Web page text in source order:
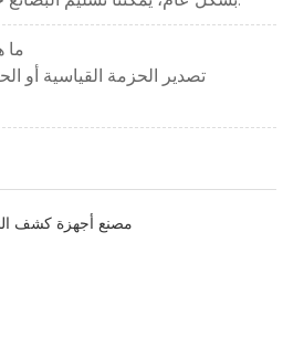
ما
تصدير الحزمة القياسية أو